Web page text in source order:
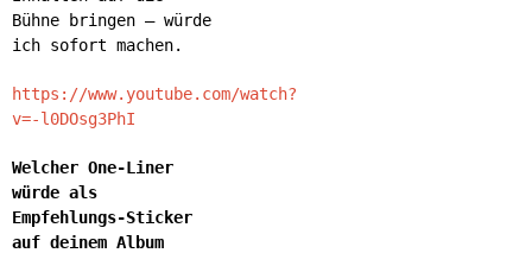
Bühne bringen – würde
ich sofort machen.
https://www.youtube.com/watch?
v=-l0DOsg3PhI
Welcher One-Liner
würde als
Empfehlungs-Sticker
auf deinem Album